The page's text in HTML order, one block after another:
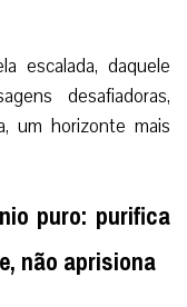
escalada, daquele
desafiadoras,
um horizonte mais
puro: purifica
não aprisiona